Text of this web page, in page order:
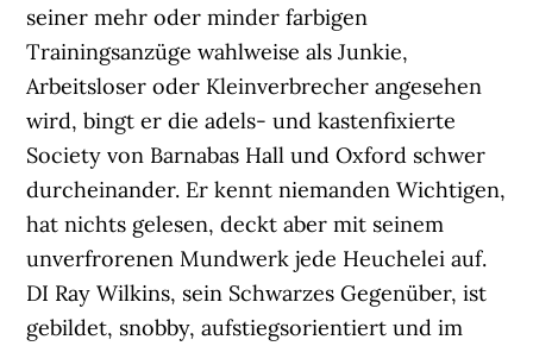
seiner mehr oder minder farbigen
Trainingsanzüge wahlweise als Junkie,
Arbeitsloser oder Kleinverbrecher angesehen
wird, bingt er die adels- und kastenfixierte
Society von Barnabas Hall und Oxford schwer
durcheinander. Er kennt niemanden Wichtigen,
hat nichts gelesen, deckt aber mit seinem
unverfrorenen Mundwerk jede Heuchelei auf.
DI Ray Wilkins, sein Schwarzes Gegenüber, ist
gebildet, snobby, aufstiegsorientiert und im